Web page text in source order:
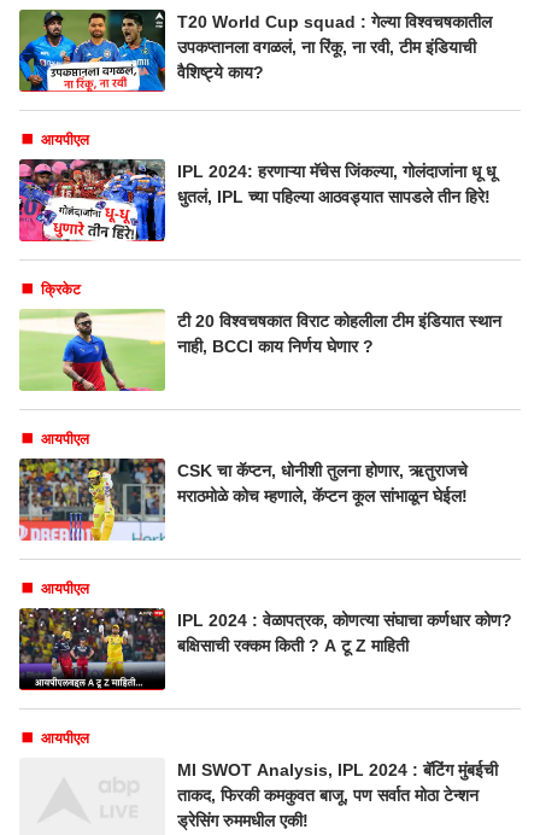
T20 World Cup squad : गेल्या विश्वचषकातील
उपकप्तानला वगळलं, ना रिंकू, ना रवी, टीम इंडियाची
वैशिष्ट्ये काय?
आयपीएल
IPL 2024: हरणाऱ्या मॅचेस जिंकल्या, गोलंदाजांना धू धू
धुतलं, IPL च्या पहिल्या आठवड्यात सापडले तीन हिरे!
क्रिकेट
टी 20 विश्वचषकात विराट कोहलीला टीम इंडियात स्थान
नाही, BCCI काय निर्णय घेणार ?
आयपीएल
CSK चा कॅप्टन, धोनीशी तुलना होणार, ऋतुराजचे
मराठमोळे कोच म्हणाले, कॅप्टन कूल सांभाळून घेईल!
आयपीएल
IPL 2024 : वेळापत्रक, कोणत्या संघाचा कर्णधार कोण?
बक्षिसाची रक्कम किती ? A टू Z माहिती
आयपीएल
MI SWOT Analysis, IPL 2024 : बॅटिंग मुंबईची
ताकद, फिरकी कमकुवत बाजू, पण सर्वात मोठा टेन्शन
ड्रेसिंग रुममधील एकी!